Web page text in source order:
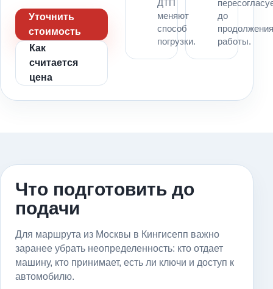
Уточнить
стоимость
Как
считается
цена
ДТП
меняют
способ
погрузки.
до
работы.
Что подготовить до
подачи
Для маршрута из Москвы в Кингисепп важно
заранее убрать неопределенность: кто отдает
машину, кто принимает, есть ли ключи и доступ к
автомобилю.